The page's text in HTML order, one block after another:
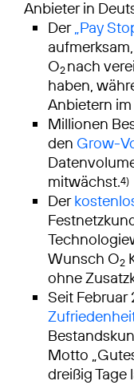
Der„Pay
O2nach
haben,
Anbietern
Millionen
den Grow-
mitwächst.4)
Der
Wunsch O2
ohne
Seit
Motto
dreißig Tage